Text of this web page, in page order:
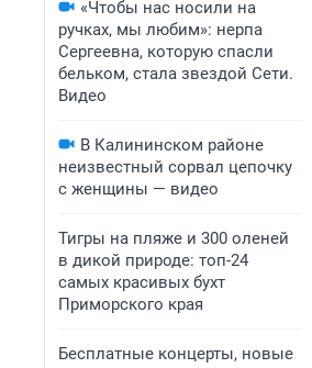
«Чтобы нас носили на
ручках, мы любим»: нерпа
Сергеевна, которую спасли
бельком, стала звездой Сети.
Видео
В Калининском районе
неизвестный сорвал цепочку
с женщины — видео
Тигры на пляже и 300 оленей
в дикой природе: топ-24
самых красивых бухт
Приморского края
Бесплатные концерты, новые